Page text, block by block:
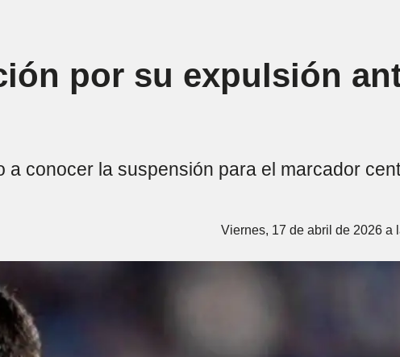
por su expulsión
a conocer la suspensión para el marcador
Viernes, 17 de abril de 2026 a